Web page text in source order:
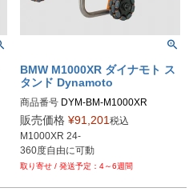
BMW M1000XR ダイナモト ス
タンド Dynamoto
商品番号
販売価格 ¥91,201税込
M1000XR 24-
4～6週間